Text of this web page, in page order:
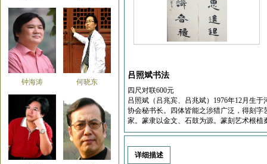
钟海涛 何晓东
吕照斌书法
四尺对联600元
吕照斌（吕兆宾、吕兆斌）1976年12月生
协会秘书长。四体皆能之涉猎广泛，得刻
家。篆隶以金文、石鼓为源。篆刻艺术根
详细描述